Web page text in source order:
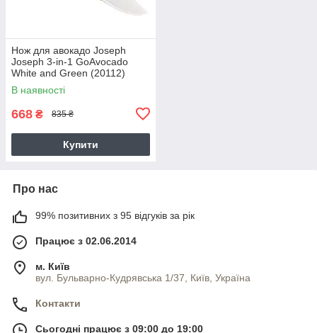
Нож для авокадо Joseph
Joseph 3-in-1 GoAvocado
White and Green (20112)
В наявності
668 ₴ 835 ₴
Купити
Про нас
99% позитивних з 95 відгуків за рік
Працює з 02.06.2014
м. Київ
вул. Бульварно-Кудрявська 1/37, Київ, Україна
Контакти
Сьогодні працює з 09:00 до 19:00